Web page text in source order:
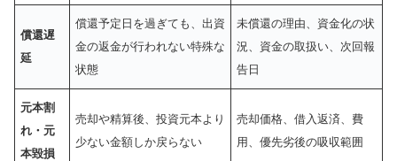
償還遅
延
償還予定日を過ぎても、出資
金の返金が行われない特殊な
状態
未償還の理由、資金化の状
況、資金の取扱い、次回報
告日
元本割
れ・元
本毀損
売却や精算後、投資元本より
少ない金額しか戻らない
売却価格、借入返済、費
用、優先劣後の吸収範囲